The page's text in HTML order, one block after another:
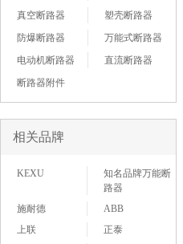
真空断路器
塑壳断路器
防爆断路器
万能式断路器
电动机断路器
直流断路器
断路器附件
相关品牌
KEXU
知名品牌万能断
路器
施耐德
ABB
上联
正泰